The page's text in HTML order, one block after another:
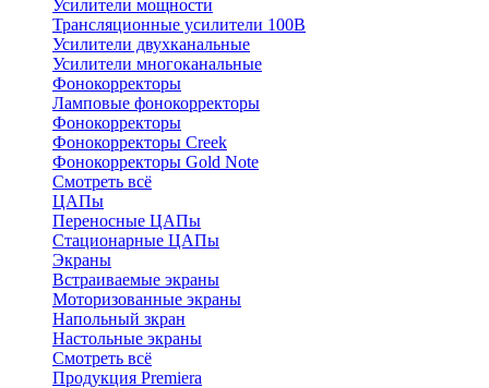
Усилители мощности
Трансляционные усилители 100В
Усилители двухканальные
Усилители многоканальные
Фонокорректоры
Ламповые фонокорректоры
Фонокорректоры
Фонокорректоры Creek
Фонокорректоры Gold Note
Смотреть всё
ЦАПы
Переносные ЦАПы
Стационарные ЦАПы
Экраны
Встраиваемые экраны
Моторизованные экраны
Напольный зкран
Настольные экраны
Смотреть всё
Продукция Premiera